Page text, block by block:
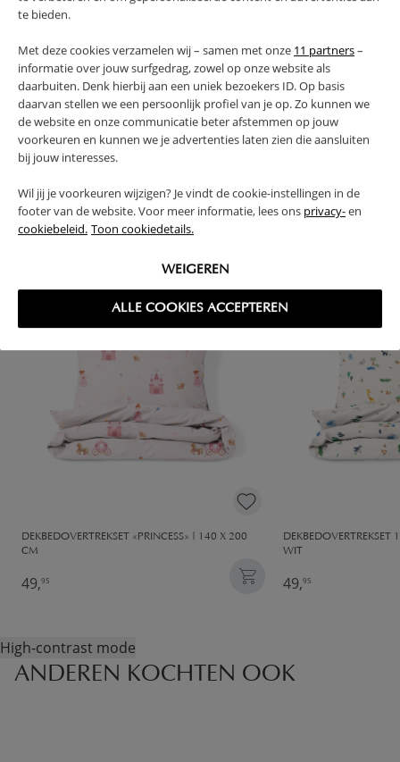
te bieden.
Met deze cookies verzamelen wij – samen met onze 11 partners–
informatie over jouw surfgedrag, zowel op onze website als
daarbuiten. Denk hierbij aan een uniek bezoekers ID. Op basis
daarvan stellen we een persoonlijk profiel van je op. Zo kunnen we
de website en onze communicatie beter afstemmen op jouw
voorkeuren en kunnen we je advertenties laten zien die aansluiten
bij jouw interesses.
Wil jij je voorkeuren wijzigen? Je vindt de cookie-instellingen in de
footer van de website. Voor meer informatie, lees ons privacy-en
cookiebeleid. Toon cookiedetails.
WEIGEREN
ALLE COOKIES ACCEPTEREN
FAQ
RETOUREN
High-contrast mode
VAAK SAMEN GEKOCHT
DEKBEDOVERTREKSET «PRINCESS» | 140 X 200
CM
49,95
WIT
49,95
High-contrast mode
ANDEREN KOCHTEN OOK